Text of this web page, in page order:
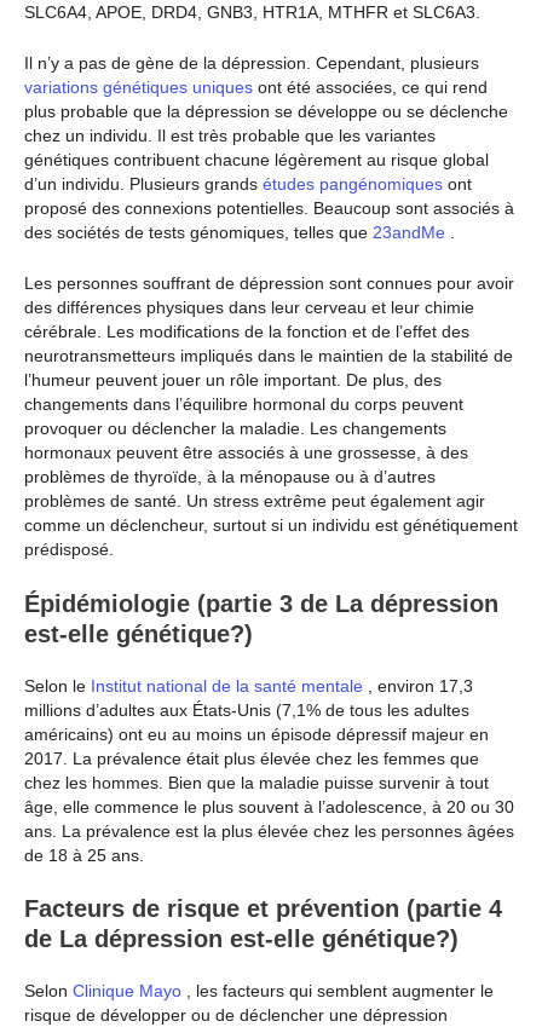
SLC6A4, APOE, DRD4, GNB3, HTR1A, MTHFR et SLC6A3.
Il n’y a pas de gène de la dépression. Cependant, plusieurs
variations génétiques uniques ont été associées, ce qui rend
plus probable que la dépression se développe ou se déclenche
chez un individu. Il est très probable que les variantes
génétiques contribuent chacune légèrement au risque global
d’un individu. Plusieurs grands études pangénomiques ont
proposé des connexions potentielles. Beaucoup sont associés à
des sociétés de tests génomiques, telles que 23andMe
Les personnes souffrant de dépression sont connues pour avoir
des différences physiques dans leur cerveau et leur chimie
cérébrale. Les modifications de la fonction et de l’effet des
neurotransmetteurs impliqués dans le maintien de la stabilité de
l’humeur peuvent jouer un rôle important. De plus, des
changements dans l’équilibre hormonal du corps peuvent
provoquer ou déclencher la maladie. Les changements
hormonaux peuvent être associés à une grossesse, à des
problèmes de thyroïde, à la ménopause ou à d’autres
problèmes de santé. Un stress extrême peut également agir
comme un déclencheur, surtout si un individu est génétiquement
prédisposé.
Épidémiologie (partie 3 de La dépression
est-elle génétique?)
Selon le Institut national de la santé mentale , environ 17,3
millions d’adultes aux États-Unis (7,1% de tous les adultes
américains) ont eu au moins un épisode dépressif majeur en
2017. La prévalence était plus élevée chez les femmes que
chez les hommes. Bien que la maladie puisse survenir à tout
âge, elle commence le plus souvent à l’adolescence, à 20 ou 30
ans. La prévalence est la plus élevée chez les personnes âgées
de 18 à 25 ans.
Facteurs de risque et prévention (partie 4
de La dépression est-elle génétique?)
Selon Clinique Mayo , les facteurs qui semblent augmenter le
risque de développer ou de déclencher une dépression